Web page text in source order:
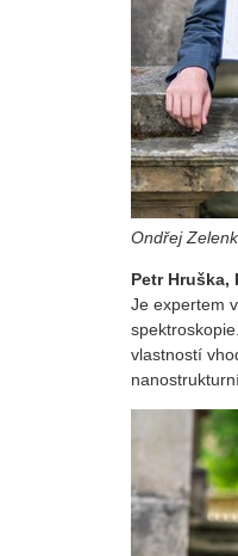
Ondřej
Petr Hruška,
Je expertem
vlastností